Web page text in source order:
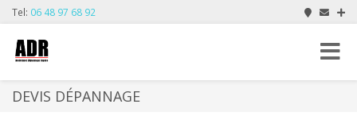
Tel: 06 48 97 68 92
Toggle
DEVIS DÉPANNAGE